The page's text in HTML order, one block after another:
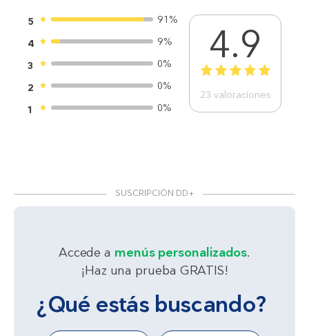
5
91%
4
9%
3
0%
2
0%
1
0%
4.9
1 2 3 4 5
23 valoraciones
SUSCRIPCIÓN DD+
Accede a menús personalizados.
¡Haz una prueba GRATIS!
¿Qué estás buscando?